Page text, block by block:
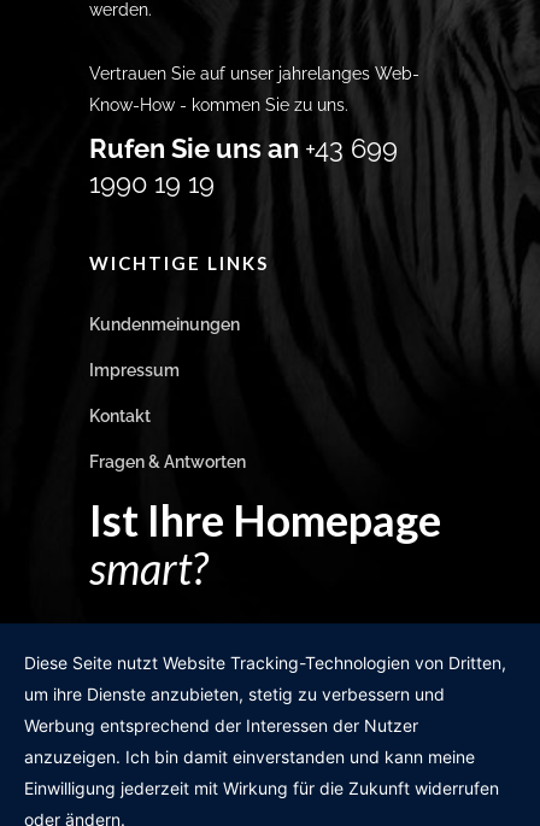
werden.
Vertrauen Sie auf unser jahrelanges Web-
Know-How - kommen Sie zu uns.
Rufen Sie uns an +43 699
1990 19 19
WICHTIGE LINKS
Kundenmeinungen
Impressum
Kontakt
Fragen & Antworten
Ist Ihre Homepage
smart?
GRATIS WEBSITE-CHECK
Diese Seite nutzt Website Tracking-Technologien von Dritten,
um ihre Dienste anzubieten, stetig zu verbessern und
Werbung entsprechend der Interessen der Nutzer
anzuzeigen. Ich bin damit einverstanden und kann meine
Einwilligung jederzeit mit Wirkung für die Zukunft widerrufen
oder ändern.